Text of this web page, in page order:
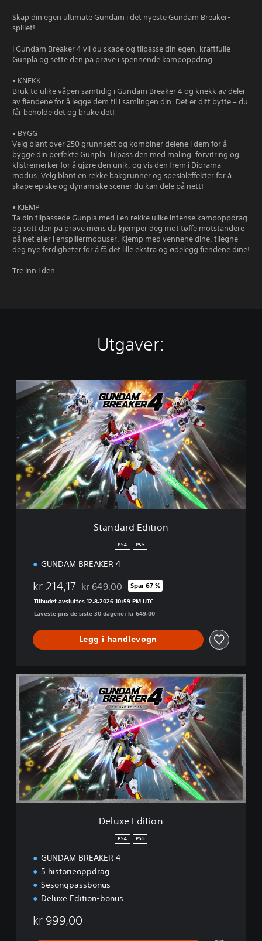
Skap din egen ultimate Gundam i det nyeste Gundam Breaker-
spillet!
I Gundam Breaker 4 vil du skape og tilpasse din egen, kraftfulle
Gunpla og sette den på prøve i spennende kampoppdrag.
• KNEKK
Bruk to ulike våpen samtidig i Gundam Breaker 4 og knekk av deler
av fiendene for å legge dem til i samlingen din. Det er ditt bytte – du
får beholde det og bruke det!
• BYGG
Velg blant over 250 grunnsett og kombiner delene i dem for å
bygge din perfekte Gunpla. Tilpass den med maling, forvitring og
klistremerker for å gjøre den unik, og vis den frem i Diorama-
modus. Velg blant en rekke bakgrunner og spesialeffekter for å
skape episke og dynamiske scener du kan dele på nett!
• KJEMP
Ta din tilpassede Gunpla med I en rekke ulike intense kampoppdrag
og sett den på prøve mens du kjemper deg mot tøffe motstandere
på net eller i enspillermoduser. Kjemp med vennene dine, tilegne
deg nye ferdigheter for å få det lille ekstra og ødelegg fiendene dine!
Tre inn i den
Utgaver:
t
n
a
r
d
E
d
i
t
Standard Edition
PS4 PS5
GUNDAM BREAKER 4
kr 214,17 Nedsatt fra opprinnelig pris på kr 649,00
kr 649,00 Spar 67 %
Tilbudet avsluttes 12.8.2026 10:59 PM UTC
Laveste pris de siste 30 dagene: kr 649,00
Legg i handlevogn
e
u
E
d
t
o
Deluxe Edition
PS4 PS5
GUNDAM BREAKER 4
5 historieoppdrag
Sesongpassbonus
Deluxe Edition-bonus
kr 999,00